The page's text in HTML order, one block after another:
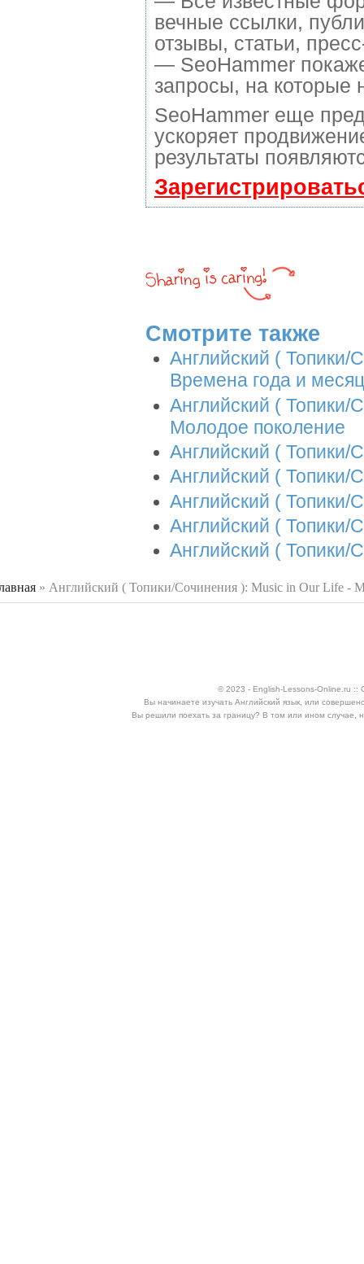
вечные ссылки,
отзывы, статьи,
— SeoHammer
запросы, на которые
SeoHammer еще
ускоряет
результаты
Смотрите также
Английский (
Времена года и
Английский ( Топики/
Молодое поколение
Английский (
Английский ( Топики/
Английский (
Английский ( Топики/
Английский (
» Английский ( Топики/Сочинения ): Music in Our Life -
© 2023 - English-Lessons-Online.ru ::
Вы начинаете изучать Английский язык, или
Вы решили поехать за границу? В том или ином случае,